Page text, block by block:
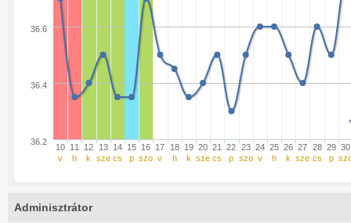
10
v
11
h
12
k
13
sze
14
cs
15
p
16
szo
17
v
18
h
19
k
20
sze
21
cs
22
p
23
szo
24
v
25
h
26
k
27
sze
28
cs
29
p
30
36.2
36.4
36.6
Adminisztrátor